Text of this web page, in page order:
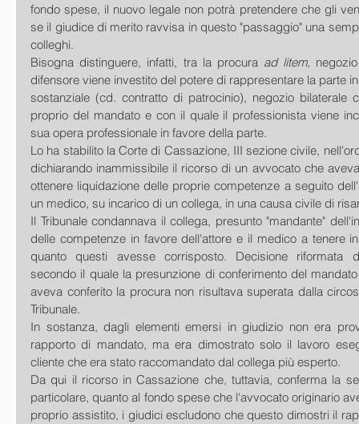
fondo spese, il nuovo legale non potrà pretendere che gli
se il giudice di merito ravvisa in questo "passaggio" una
colleghi.
Bisogna distinguere, infatti, tra la procura ad litem,
difensore viene investito del potere di rappresentare la parte
sostanziale (cd. contratto di patrocinio), negozio bilaterale
proprio del mandato e con il quale il professionista viene
sua opera professionale in favore della parte.
Lo ha stabilito la Corte di Cassazione, III sezione civile,
dichiarando inammissibile il ricorso di un avvocato che
ottenere liquidazione delle proprie competenze a seguito
un medico, su incarico di un collega, in una causa civile di
Il Tribunale condannava il collega, presunto "mandante"
delle competenze in favore dell'attore e il medico a tenere
quanto questi avesse corrisposto. Decisione riformata
secondo il quale la presunzione di conferimento del
aveva conferito la procura non risultava superata dalla
Tribunale.
In sostanza, dagli elementi emersi in giudizio non era
rapporto di mandato, ma era dimostrato solo il lavoro
cliente che era stato raccomandato dal collega più esperto.
Da qui il ricorso in Cassazione che, tuttavia, conferma la
particolare, quanto al fondo spese che l'avvocato originario
proprio assistito, i giudici escludono che questo dimostri il